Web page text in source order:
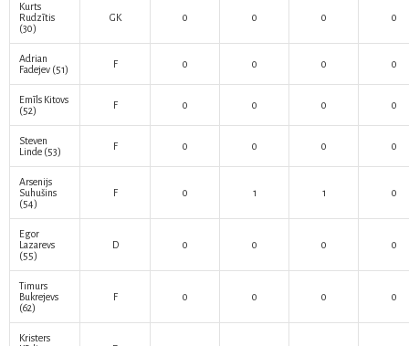
Kurts
Rudzītis
(30)
GK 0 0 0 0
Adrian
Fadejev (51) F 0 0 0 0
Emīls Kitovs
(52)
F 0 0 0 0
Steven
Linde (53) F 0 0 0 0
Arsenijs
Suhušins
(54)
F 0 1 1 0
Egor
Lazarevs
(55)
D 0 0 0 0
Timurs
Bukrejevs
(62)
F 0 0 0 0
Kristers